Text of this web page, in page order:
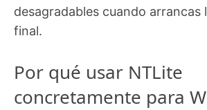
desagradables cuando arrancas
final.
Por qué usar NTLite
concretamente para